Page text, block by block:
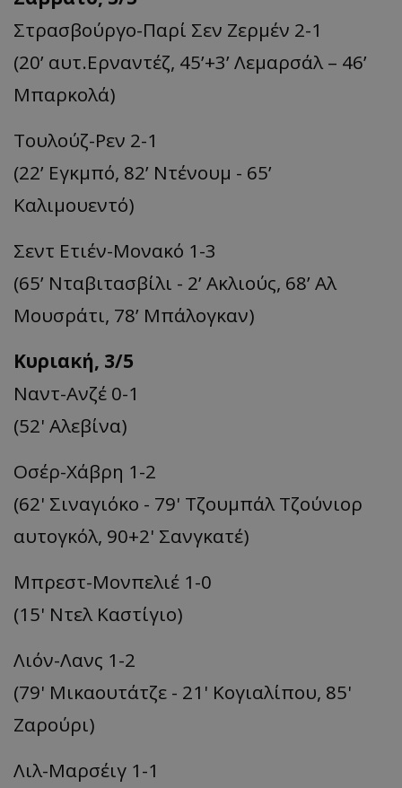
Στρασβούργο-Παρί Σεν Ζερμέν 2-1
(20’ αυτ.Ερναντέζ, 45’+3’ Λεμαρσάλ – 46’
Μπαρκολά)
Τουλούζ-Ρεν 2-1
(22’ Εγκμπό, 82’ Ντένουμ - 65’
Καλιμουεντό)
Σεντ Ετιέν-Μονακό 1-3
(65’ Νταβιτασβίλι - 2’ Ακλιούς, 68’ Αλ
Μουσράτι, 78’ Μπάλογκαν)
Κυριακή, 3/5
Ναντ-Ανζέ 0-1
(52' Αλεβίνα)
Οσέρ-Χάβρη 1-2
(62' Σιναγιόκο - 79' Τζουμπάλ Τζούνιορ
αυτογκόλ, 90+2' Σανγκατέ)
Μπρεστ-Μονπελιέ 1-0
(15' Ντελ Καστίγιο)
Λιόν-Λανς 1-2
(79' Μικαουτάτζε - 21' Κογιαλίπου, 85'
Ζαρούρι)
Λιλ-Μαρσέιγ 1-1